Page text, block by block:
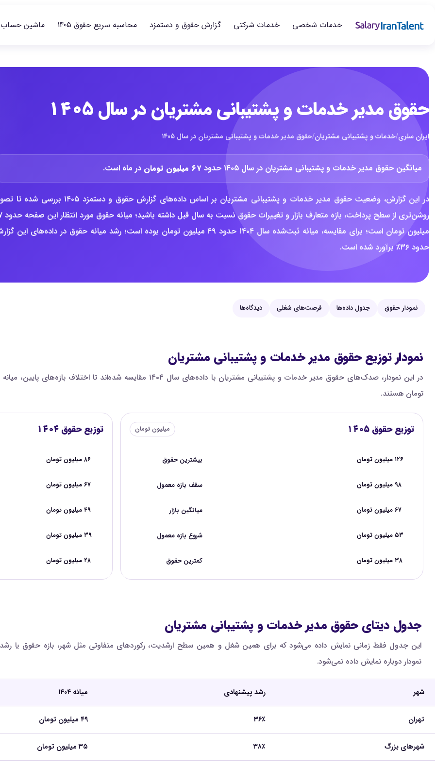
خدمات شخصی خدمات شرکتی گزارش حقوق و دستمزد محاسبه سریع حقوق 1405 ماشین حساب
حقوق مدیر خدمات و پشتیبانی مشتریان در سال ۱۴۰۵
ایران سلری/خدمات و پشتیبانی مشتریان/حقوق مدیر خدمات و پشتیبانی مشتریان در سال ۱۴۰۵
میانگین حقوق مدیر خدمات و پشتیبانی مشتریان در سال ۱۴۰۵ حدود ۶۷ میلیون تومان در ماه است.
در این گزارش، وضعیت حقوق مدیر خدمات و پشتیبانی مشتریان بر اساس داده‌های گزارش حقوق و دستمزد ۱۴۰۵
روشن‌تری از سطح
میلیون تومان است؛ برای مقایسه، میانه ثبت‌شده سال ۱۴۰۴ حدود ۴۹ میلیون تومان بوده است؛ رشد میانه حقوق در داده‌های این
حدود ۳۶٪ برآورد شده است.
نمودار حقوق جدول داده‌ها فرصت‌های شغلی دیدگاه‌ها
نمودار توزیع حقوق مدیر خدمات و پشتیبانی مشتریان
در این نمودار، صدک‌های حقوق مدیر خدمات و پشتیبانی مشتریان با داده‌های سال
تومان هستند.
توزیع حقوق ۱۴۰۵ میلیون تومان
بیشترین حقوق ۱۲۶ میلیون تومان
سقف بازه معمول ۹۸ میلیون تومان
میانگین بازار ۶۷ میلیون تومان
شروع بازه معمول ۵۳ میلیون تومان
کمترین حقوق ۳۸ میلیون تومان
توزیع حقوق ۱۴۰۴
۸۶ میلیون تومان
۶۷ میلیون تومان
۴۹ میلیون تومان
۳۹ میلیون تومان
۲۸ میلیون تومان
جدول دیتای حقوق مدیر خدمات و پشتیبانی مشتریان
این جدول فقط زمانی نمایش داده می‌شود که برای همین شغل و همین سطح ارشدیت، رکوردهای متفاوتی مثل شهر، بازه حقوق یا رشد
نمودار دوباره نمایش داده نمی‌شود.
شهر رشد پیشنهادی میانه ۱۴۰۴
تهران ۳۶٪ ۴۹ میلیون تومان
شهرهای بزرگ ۳۸٪ ۳۵ میلیون تومان